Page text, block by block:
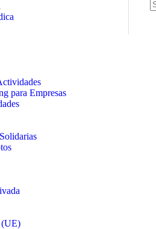
para Empresas
(UE)